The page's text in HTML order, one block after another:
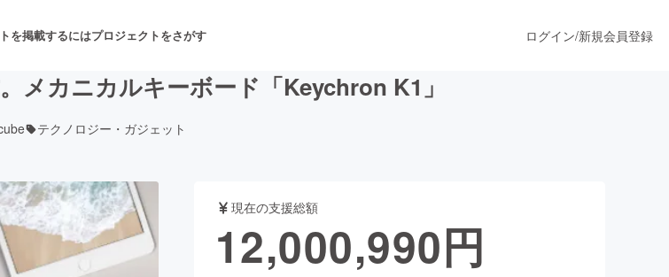
を掲載するにはプロジェクトをさがす
舞台・パフォーマンス
発 ファッション
ログイン/新規会員登録
メカニカルキーボード「Keychron K1」
テクノロジー・ガジェット
現在の支援総額
12,000,990円